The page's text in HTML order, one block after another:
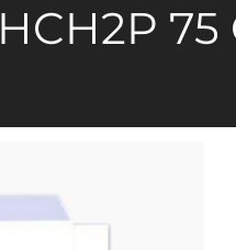
HCH2P 75